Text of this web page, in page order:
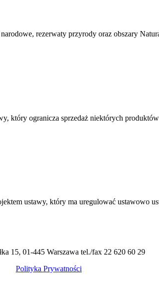
rezerwaty przyrody oraz obszary
który ogranicza sprzedaż niektórych
ustawy, który ma uregulować ustawowo
15, 01-445 Warszawa tel./fax 22 620 60 29
Polityka Prywatności